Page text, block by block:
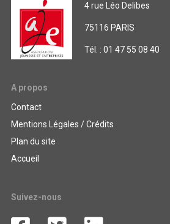
4 rue Léo Delibes
75116 PARIS
Tél. : 01 47 55 08 40
A propos
Contact
Mentions Légales / Crédits
Plan du site
Accueil
Suivez-nous